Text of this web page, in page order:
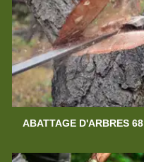
ABATTAGE D'ARBRES 68